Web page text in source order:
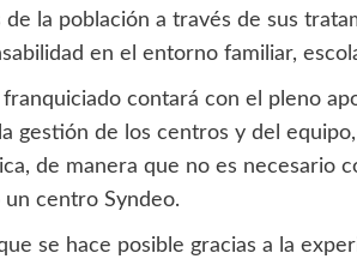
de la población a través de sus
en el entorno familiar,
contará con el pleno
gestión de los centros y del
de manera que no es necesario
centro Syndeo.
se hace posible gracias a la